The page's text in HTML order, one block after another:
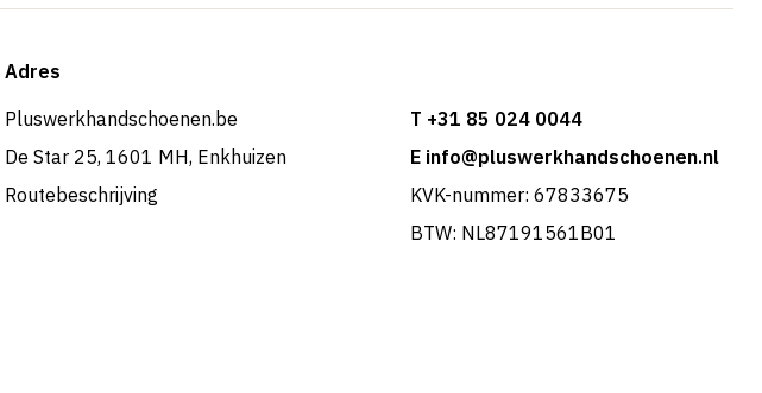
Adres
Pluswerkhandschoenen.be
De Star 25, 1601 MH, Enkhuizen
Routebeschrijving
T +31 85 024 0044
E info@pluswerkhandschoenen.nl
KVK-nummer: 67833675
BTW: NL87191561B01